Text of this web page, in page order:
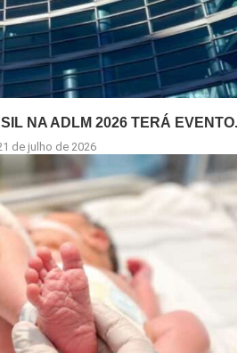
NA ADLM 2026 TERÁ EVENTO...
de julho de 2026